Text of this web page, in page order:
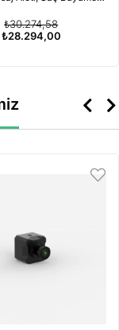
Özelliğiyle
₺28.294,00
₺30.274,58